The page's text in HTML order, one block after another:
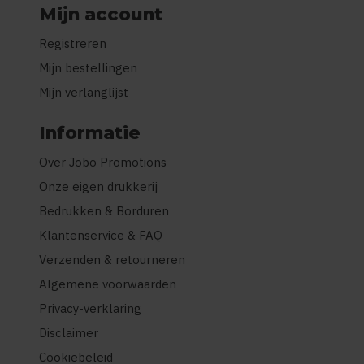
Mijn account
Registreren
Mijn bestellingen
Mijn verlanglijst
Informatie
Over Jobo Promotions
Onze eigen drukkerij
Bedrukken & Borduren
Klantenservice & FAQ
Verzenden & retourneren
Algemene voorwaarden
Privacy-verklaring
Disclaimer
Cookiebeleid